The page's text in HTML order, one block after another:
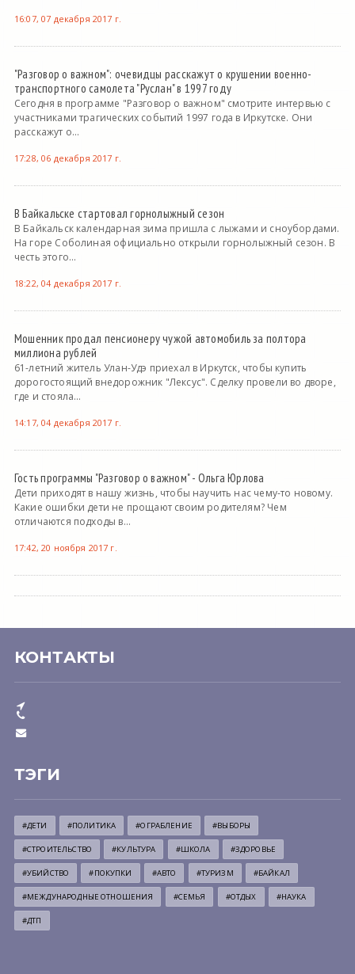
16:07, 07 декабря 2017 г.
"Разговор о важном": очевидцы расскажут о крушении военно-
транспортного самолета "Руслан" в 1997 году
Сегодня в программе "Разговор о важном" смотрите интервью с
участниками трагических событий 1997 года в Иркутске. Они
расскажут о...
17:28, 06 декабря 2017 г.
В Байкальске стартовал горнолыжный сезон
В Байкальск календарная зима пришла с лыжами и сноубордами.
На горе Соболиная официально открыли горнолыжный сезон. В
честь этого...
18:22, 04 декабря 2017 г.
Мошенник продал пенсионеру чужой автомобиль за полтора
миллиона рублей
61-летний житель Улан-Удэ приехал в Иркутск, чтобы купить
дорогостоящий внедорожник "Лексус". Сделку провели во дворе,
где и стояла...
14:17, 04 декабря 2017 г.
Гость программы "Разговор о важном" - Ольга Юрлова
Дети приходят в нашу жизнь, чтобы научить нас чему-то новому.
Какие ошибки дети не прощают своим родителям? Чем
отличаются подходы в...
17:42, 20 ноября 2017 г.
КОНТАКТЫ
ТЭГИ
#ДЕТИ #ПОЛИТИКА #ОГРАБЛЕНИЕ #ВЫБОРЫ
#СТРОИТЕЛЬСТВО #КУЛЬТУРА #ШКОЛА #ЗДОРОВЬЕ
#УБИЙСТВО #ПОКУПКИ #АВТО #ТУРИЗМ #БАЙКАЛ
#МЕЖДУНАРОДНЫЕ ОТНОШЕНИЯ #СЕМЬЯ #ОТДЫХ #НАУКА
#ДТП